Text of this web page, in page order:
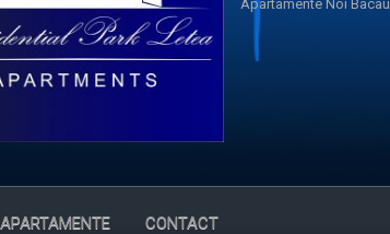
Apartamente Noi Bacau
APARTAMENTE CONTACT